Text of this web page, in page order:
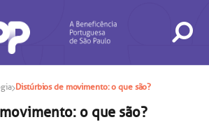
Distúrbios de movimento: o que são?
o que são?